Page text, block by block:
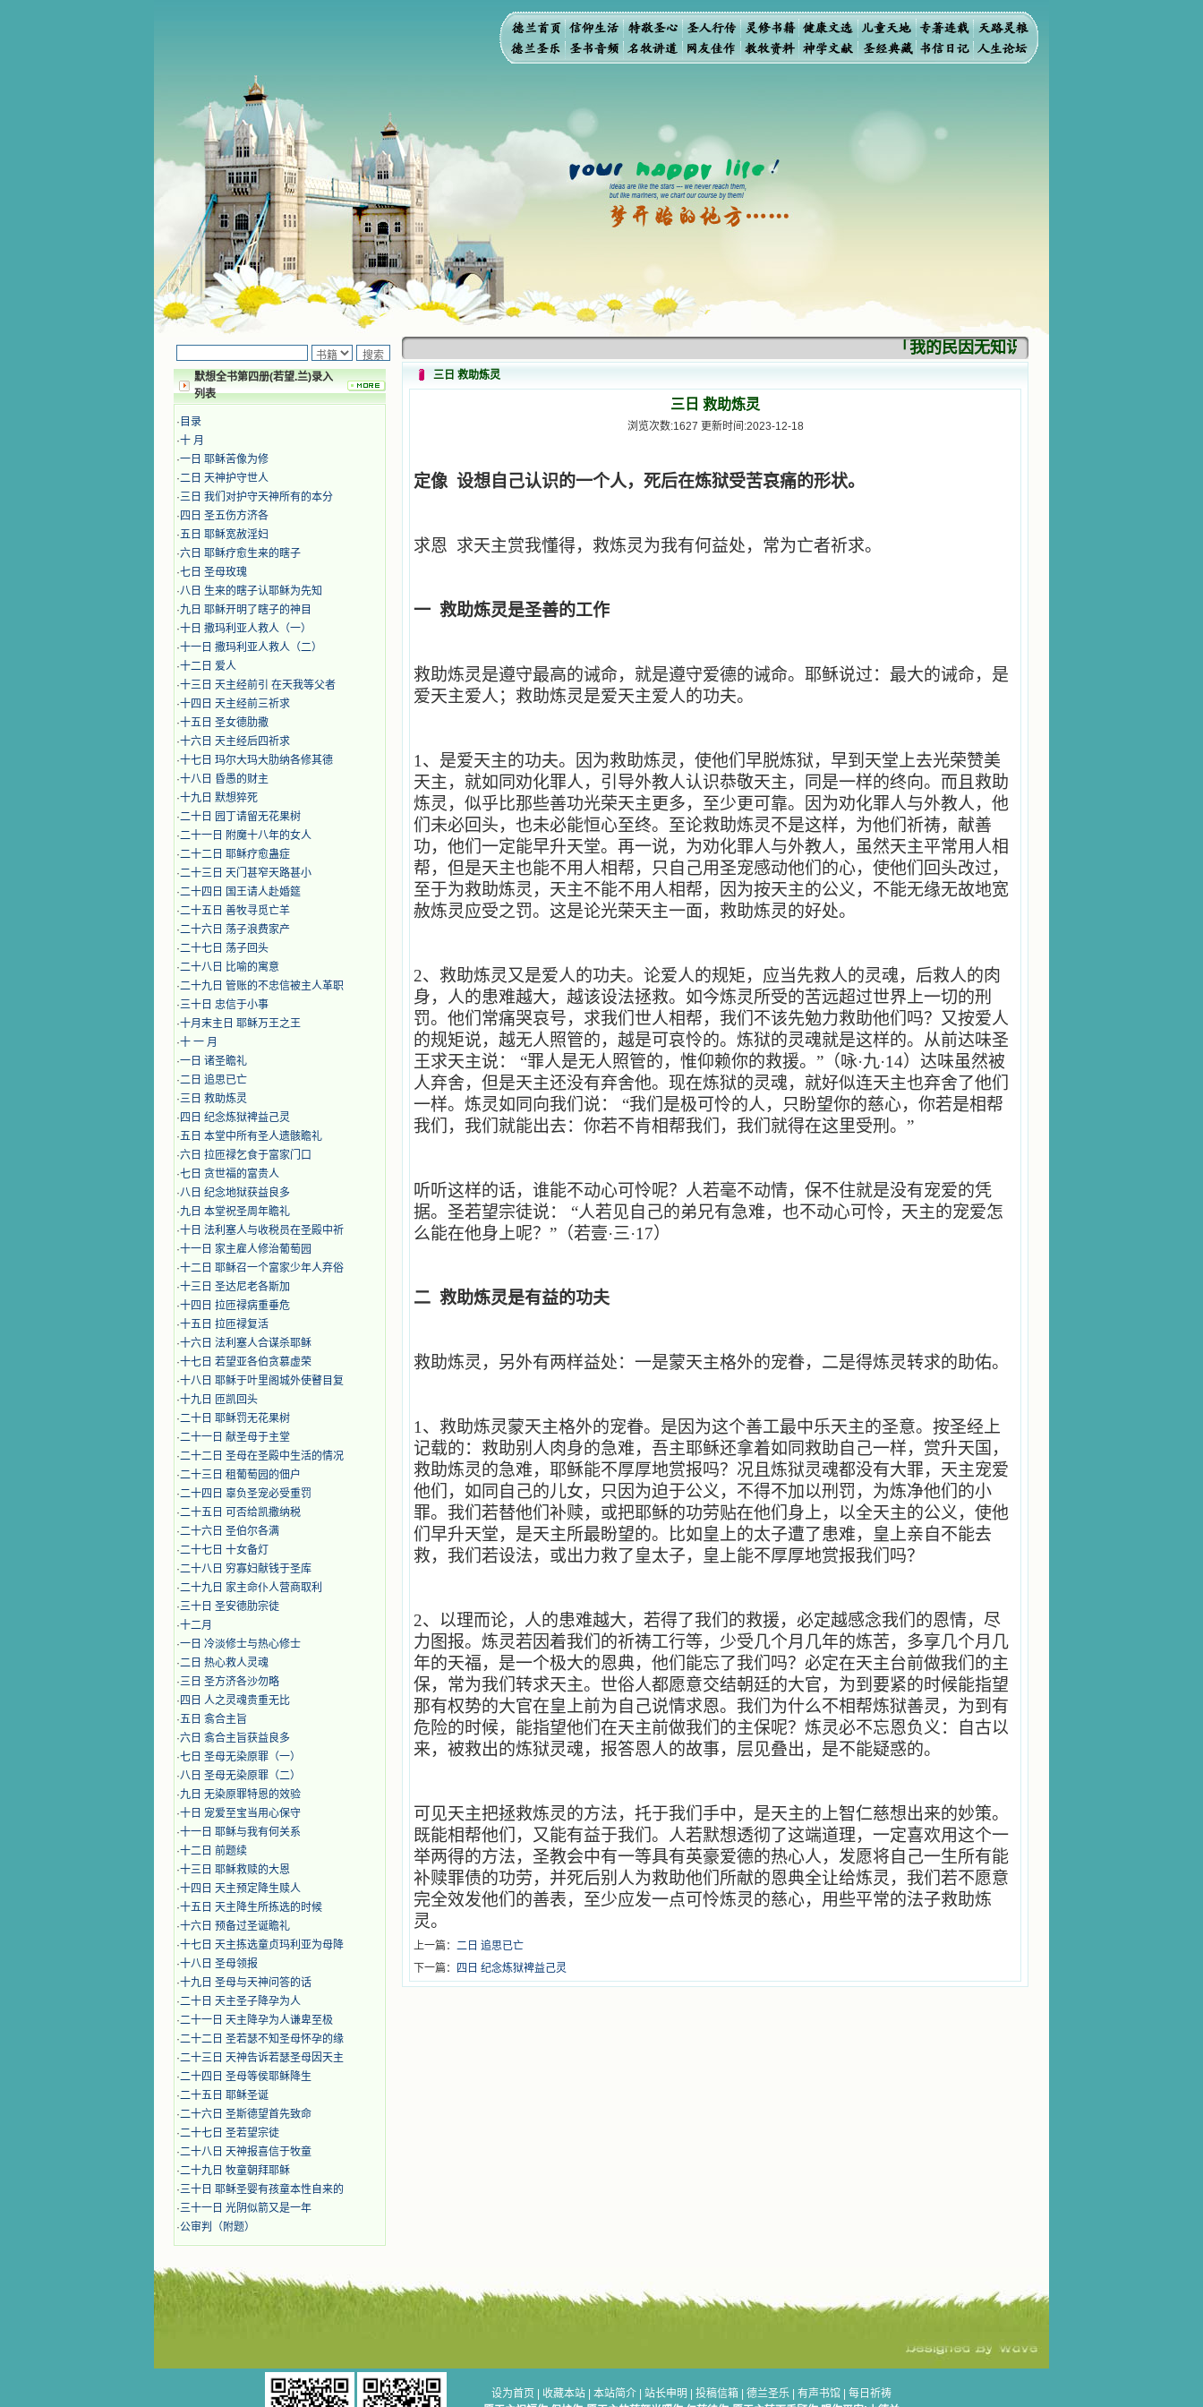
默想全书第四册(若望.兰)录入
列表
· 目录
·十 月
·​​一日 耶稣苦像为修
·二日 天神护守世人
·三日 我们对护守天神所有的本分
· 四日 圣五伤方济各
·五日 耶稣宽赦淫妇
·六日 耶稣疗愈生来的瞎子
·七日 圣母玫瑰
·八日 生来的瞎子认耶稣为先知
·九日 耶稣开明了瞎子的神目
·十日 撒玛利亚人救人（一）
·十一日 撒玛利亚人救人（二）
·十二日 爱人
·十三日 天主经前引 在天我等父者
·十四日 天主经前三祈求
·十五日 圣女德肋撒
·十六日 天主经后四祈求
·十七日 玛尔大玛大肋纳各修其德
·十八日 昏愚的财主
·十九日 默想猝死
·二十日 园丁请留无花果树
·二十一日 附魔十八年的女人
·二十二日 耶稣疗愈蛊症
·二十三日 天门甚窄天路甚小
·二十四日 国王请人赴婚筵
·二十五日 善牧寻觅亡羊
·二十六日 荡子浪费家产
·二十七日 荡子回头
·二十八日 比喻的寓意
·二十九日 管账的不忠信被主人革职
·三十日 忠信于小事
·十月末主日 耶稣万王之王
·十 一 月
·一日 诸圣瞻礼
·二日 追思已亡
·三日 救助炼灵
· 四日 纪念炼狱裨益己灵
·五日 本堂中所有圣人遗骸瞻礼
·六日 拉匝禄乞食于富家门口
·七日 贪世福的富贵人
·八日 纪念地狱获益良多
·九日 本堂祝圣周年瞻礼
·十日 法利塞人与收税员在圣殿中祈
·十一日 家主雇人修治葡萄园
·十二日 耶稣召一个富家少年人弃俗
·十三日 圣达尼老各斯加
·十四日 拉匝禄病重垂危
·十五日 拉匝禄复活
·十六日 法利塞人合谋杀耶稣
·十七日 若望亚各伯贪慕虚荣
·十八日 耶稣于叶里阁城外使瞽目复
·十九日 匝凯回头
·二十日 耶稣罚无花果树
·二十一日 献圣母于主堂
·二十二日 圣母在圣殿中生活的情况
·二十三日 租葡萄园的佃户
·二十四日 辜负圣宠必受重罚
·二十五日 可否给凯撒纳税
·二十六日 圣伯尔各满
·二十七日 十女备灯
·二十八日 穷寡妇献钱于圣库
·二十九日 家主命仆人营商取利
·三十日 圣安德肋宗徒
·十二月
·​一日 冷淡修士与热心修士
·二日 热心救人灵魂
·三日 圣方济各沙勿略
· 四日 人之灵魂贵重无比
·五日 翕合主旨
·六日 翕合主旨获益良多
·七日 圣母无染原罪（一）
·八日 圣母无染原罪（二）
·九日 无染原罪特恩的效验
·十日 宠爱至宝当用心保守
·十一日 耶稣与我有何关系
·十二日 前题续
·十三日 耶稣救赎的大恩
·十四日 天主预定降生赎人
·十五日 天主降生所拣选的时候
·十六日 预备过圣诞瞻礼
·十七日 天主拣选童贞玛利亚为母降
·十八日 圣母领报
·十九日 圣母与天神问答的话
·二十日 天主圣子降孕为人
·二十一日 天主降孕为人谦卑至极
·二十二日 圣若瑟不知圣母怀孕的缘
·二十三日 天神告诉若瑟圣母因天主
·二十四日 圣母等侯耶稣降生
·二十五日 耶稣圣诞
·二十六日 圣斯德望首先致命
·二十七日 圣若望宗徒
·二十八日 天神报喜信于牧童
·二十九日 牧童朝拜耶稣
·三十日 耶稣圣婴有孩童本性自来的
·三十一日 光阴似箭又是一年
·公审判（附题）
「我的民因无知识而灭亡。你弃掉知识，我
三日 救助炼灵
三日 救助炼灵
浏览次数:1627 更新时间:2023-12-18
定像 设想自己认识的一个人，死后在炼狱受苦哀痛的形状。
求恩 求天主赏我懂得，救炼灵为我有何益处，常为亡者祈求。
一 救助炼灵是圣善的工作
救助炼灵是遵守最高的诫命，就是遵守爱德的诫命。耶稣说过：最大的诫命，是
爱天主爱人；救助炼灵是爱天主爱人的功夫。
1 、是爱天主的功夫。因为救助炼灵，使他们早脱炼狱，早到天堂上去光荣赞美
天主，就如同劝化罪人，引导外教人认识恭敬天主，同是一样的终向。而且救助
炼灵，似乎比那些善功光荣天主更多，至少更可靠。因为劝化罪人与外教人，他
们未必回头，也未必能恒心至终。至论救助炼灵不是这样，为他们祈祷，献善
功，他们一定能早升天堂。再一说，为劝化罪人与外教人，虽然天主平常用人相
帮，但是天主也能不用人相帮，只自己用圣宠感动他们的心，使他们回头改过，
至于为救助炼灵，天主不能不用人相帮，因为按天主的公义，不能无缘无故地宽
赦炼灵应受之罚。这是论光荣天主一面，救助炼灵的好处。
2、救助炼灵又是爱人的功夫。论爱人的规矩，应当先救人的灵魂，后救人的肉
身，人的患难越大，越该设法拯救。如今炼灵所受的苦远超过世界上一切的刑
罚。他们常痛哭哀号，求我们世人相帮，我们不该先勉力救助他们吗？又按爱人
的规矩说，越无人照管的，越是可哀怜的。炼狱的灵魂就是这样的。从前达味圣
王求天主说： “罪人是无人照管的，惟仰赖你的救援。”（咏·九·14）达味虽然被
人弃舍，但是天主还没有弃舍他。现在炼狱的灵魂，就好似连天主也弃舍了他们
一样。炼灵如同向我们说： “我们是极可怜的人，只盼望你的慈心，你若是相帮
我们，我们就能出去：你若不肯相帮我们，我们就得在这里受刑。”
听听这样的话，谁能不动心可怜呢？人若毫不动情，保不住就是没有宠爱的凭
据。圣若望宗徒说： “人若见自己的弟兄有急难，也不动心可怜，天主的宠爱怎
么能在他身上呢？”（若壹·三·17）
二 救助炼灵是有益的功夫
救助炼灵，另外有两样益处：一是蒙天主格外的宠眷，二是得炼灵转求的助佑。
1 、救助炼灵蒙天主格外的宠眷。是因为这个善工最中乐天主的圣意。按圣经上
记载的：救助别人肉身的急难，吾主耶稣还拿着如同救助自己一样，赏升天国，
救助炼灵的急难，耶稣能不厚厚地赏报吗？况且炼狱灵魂都没有大罪，天主宠爱
他们，如同自己的儿女，只因为迫于公义，不得不加以刑罚，为炼净他们的小
罪。我们若替他们补赎，或把耶稣的功劳贴在他们身上，以全天主的公义，使他
们早升天堂，是天主所最盼望的。比如皇上的太子遭了患难，皇上亲自不能去
救，我们若设法，或出力救了皇太子，皇上能不厚厚地赏报我们吗？
2、以理而论，人的患难越大，若得了我们的救援，必定越感念我们的恩情，尽
力图报。炼灵若因着我们的祈祷工行等，少受几个月几年的炼苦，多享几个月几
年的天福，是一个极大的恩典，他们能忘了我们吗？必定在天主台前做我们的主
保，常为我们转求天主。世俗人都愿意交结朝廷的大官，为到要紧的时候能指望
那有权势的大官在皇上前为自己说情求恩。我们为什么不相帮炼狱善灵，为到有
危险的时候，能指望他们在天主前做我们的主保呢？炼灵必不忘恩负义：自古以
来，被救出的炼狱灵魂，报答恩人的故事，层见叠出，是不能疑惑的。
可见天主把拯救炼灵的方法，托于我们手中，是天主的上智仁慈想出来的妙策。
既能相帮他们，又能有益于我们。人若默想透彻了这端道理，一定喜欢用这个一
举两得的方法，圣教会中有一等具有英豪爱德的热心人，发愿将自己一生所有能
补赎罪债的功劳，并死后别人为救助他们所献的恩典全让给炼灵，我们若不愿意
完全效发他们的善表，至少应发一点可怜炼灵的慈心，用些平常的法子救助炼
灵。
上一篇： 二日 追思已亡
下一篇：
四日 纪念炼狱裨益己灵
设为首页 收藏本站 本站简介 站长申明 投稿信箱 德兰圣乐 有声书馆
每日祈祷